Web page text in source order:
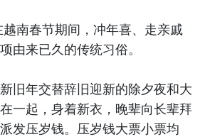
南春节期间，冲年喜、走亲戚
由来已久的传统习俗。
旧年交替辞旧迎新的除夕夜和大
一起，身着新衣，晚辈向长辈拜
发压岁钱。压岁钱大票小票均